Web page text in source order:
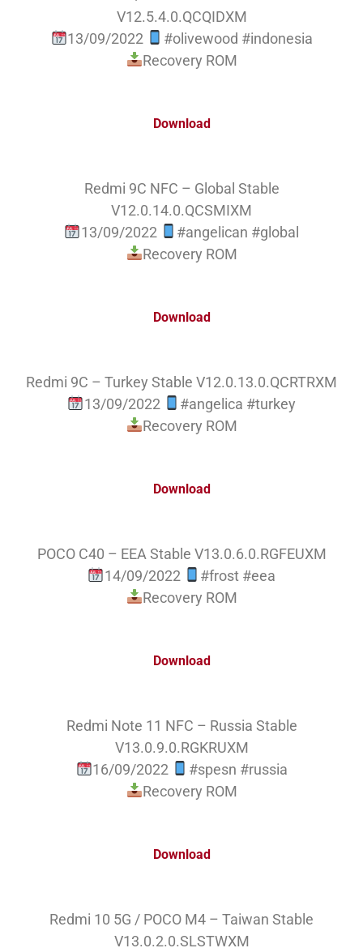
V12.5.4.0.QCQIDXM
13/09/2022
#olivewood #indonesia
Recovery ROM
Download
Redmi 9C NFC – Global Stable
V12.0.14.0.QCSMIXM
13/09/2022
#angelican #global
Recovery ROM
Download
Redmi 9C – Turkey Stable V12.0.13.0.QCRTRXM
13/09/2022
#angelica #turkey
Recovery ROM
Download
POCO C40 – EEA Stable V13.0.6.0.RGFEUXM
14/09/2022
#frost #eea
Recovery ROM
Download
Redmi Note 11 NFC – Russia Stable
V13.0.9.0.RGKRUXM
16/09/2022
#spesn #russia
Recovery ROM
Download
Redmi 10 5G / POCO M4 – Taiwan Stable
V13.0.2.0.SLSTWXM